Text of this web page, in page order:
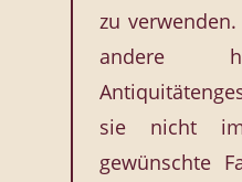
zu
andere
sie nicht
gewünschte